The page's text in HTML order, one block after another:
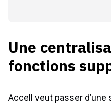
Une
fonctions
Accell veut passer